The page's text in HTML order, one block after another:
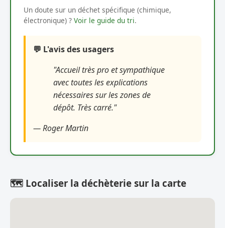
Un doute sur un déchet spécifique (chimique,
électronique) ? Voir le guide du tri.
💬 L'avis des usagers
"Accueil très pro et sympathique
avec toutes les explications
nécessaires sur les zones de
dépôt. Très carré."
— Roger Martin
🗺️ Localiser la déchèterie sur la carte